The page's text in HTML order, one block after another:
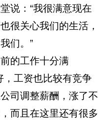
说：“我很满意现在
很关心我们的生活，
们。”
的工作十分满
，工资也比较有竞争
司调整薪酬，涨了不
而且在这里还有很多